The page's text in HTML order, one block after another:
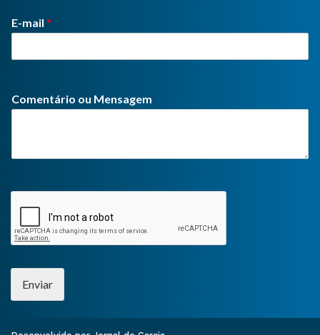
E-mail *
Comentário ou Mensagem
Enviar